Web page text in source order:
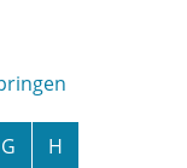
G
H